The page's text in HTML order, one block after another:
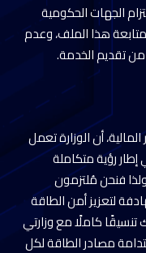
الجهات الحكومية
هذا الملف، وعدم
تقديم الخدمة.
أن الوزارة تعمل
رؤية متكاملة
فنحن مُلتزمون
لتعزيز أمن الطاقة
كاملًا مع وزارتي
مصادر الطاقة لكل